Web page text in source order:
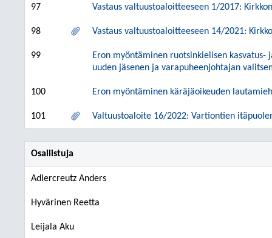
97 Vastaus valtuustoaloitteeseen 1/2017:
98 Vastaus valtuustoaloitteeseen 14/2021:
99
Eron myöntäminen ruotsinkielisen
uuden jäsenen ja varapuheenjohtajan
100 Eron myöntäminen käräjäoikeuden
101 Valtuustoaloite 16/2022: Vartiontien
Osallistuja
Adlercreutz Anders
Hyvärinen Reetta
Leijala Aku